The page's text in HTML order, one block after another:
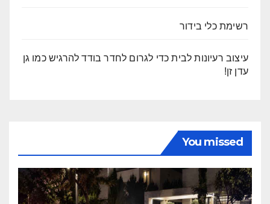
רשימת כלי בידור
עיצוב רעיונות לבית כדי לגרום לחדר בודד להרגיש כמו גן
עדן זן!
You missed